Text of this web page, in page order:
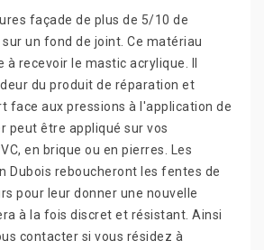
façade de plus de 5/10 de
un fond de joint. Ce matériau
recevoir le mastic acrylique. Il
du produit de réparation et
face aux pressions à l'application de
peut être appliqué sur vos
en brique ou en pierres. Les
Dubois reboucheront les fentes de
pour leur donner une nouvelle
à la fois discret et résistant. Ainsi
contacter si vous résidez à